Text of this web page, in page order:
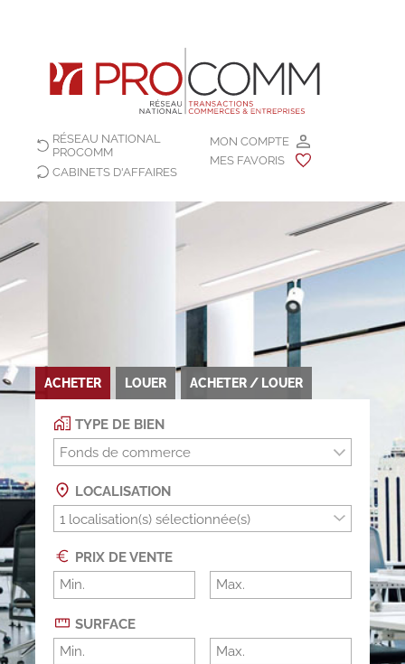
MON COMPTE
MES FAVORIS
RÉSEAU NATIONAL
PROCOMM
CABINETS D'AFFAIRES
ACHETER LOUER ACHETER / LOUER
TYPE DE BIEN
Fonds de commerce
LOCALISATION
PRIX DE VENTE
SURFACE